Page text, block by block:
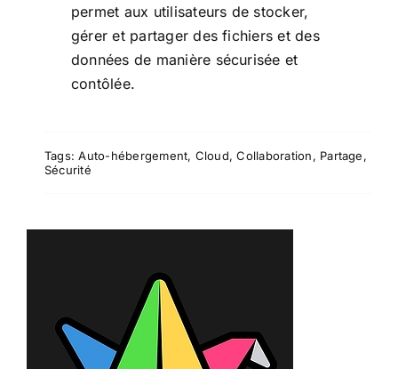
permet aux utilisateurs de stocker,
gérer et partager des fichiers et des
données de manière sécurisée et
contôlée.
Tags:Auto-hébergement, Cloud,Collaboration, Partage,
Sécurité
Padlet